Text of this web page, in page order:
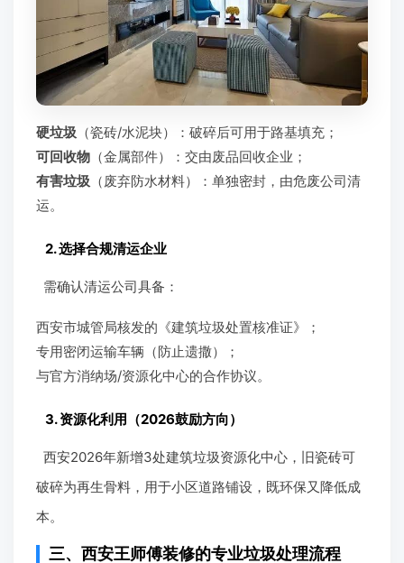
硬垃圾 （瓷砖/水泥块）：破碎后可用于路基填充；
可回收物 （金属部件）：交由废品回收企业；
有害垃圾 （废弃防水材料）：单独密封，由危废公司清
运。
2. 选择合规清运企业
需确认清运公司具备：
西安市城管局核发的《建筑垃圾处置核准证》；
专用密闭运输车辆（防止遗撒）；
与官方消纳场/资源化中心的合作协议。
3. 资源化利用（2026鼓励方向）
西安2026年新增3处建筑垃圾资源化中心，旧瓷砖可
破碎为再生骨料，用于小区道路铺设，既环保又降低成
本。
三、西安王师傅装修的专业垃圾处理流程